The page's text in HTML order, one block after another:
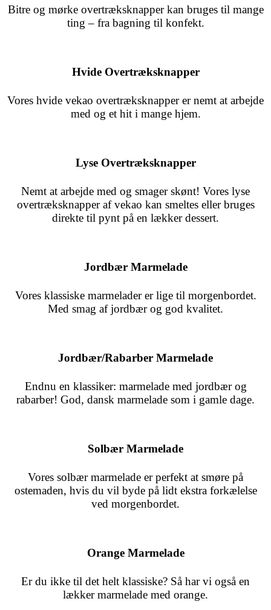
Bitre og mørke overtræksknapper kan bruges til mange
ting – fra bagning til konfekt.
Hvide Overtræksknapper
Vores hvide vekao overtræksknapper er nemt at arbejde
med og et hit i mange hjem.
Lyse Overtræksknapper
Nemt at arbejde med og smager skønt! Vores lyse
overtræksknapper af vekao kan smeltes eller bruges
direkte til pynt på en lækker dessert.
Jordbær Marmelade
Vores klassiskemarmelader er lige til morgenbordet.
Med smag af jordbær og god kvalitet.
Jordbær/Rabarber Marmelade
Endnu en klassiker: marmelade med jordbær og
rabarber! God, dansk marmelade som i gamle dage.
Solbær Marmelade
Vores solbær marmelade er perfekt at smøre på
ostemaden, hvis du vil byde på lidt ekstra forkælelse
ved morgenbordet.
Orange Marmelade
Er du ikke til det helt klassiske? Så har vi også en
lækker marmelade med orange.